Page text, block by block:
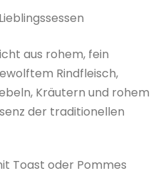
aus rohem, fein
Rindfleisch,
Kräutern und rohem
der traditionellen
Toast oder Pommes